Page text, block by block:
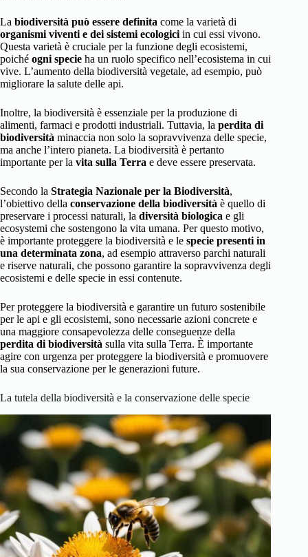
La biodiversità può essere definita come la varietà di
organismi viventi e dei sistemi ecologici in cui essi vivono.
Questa varietà è cruciale per la funzione degli ecosistemi,
poiché ogni specie ha un ruolo specifico nell’ecosistema in cui
vive. L’aumento della biodiversità vegetale, ad esempio, può
migliorare la salute delle api.
Inoltre, la biodiversità è essenziale per la produzione di
alimenti, farmaci e prodotti industriali. Tuttavia, la perdita di
biodiversità minaccia non solo la sopravvivenza delle specie,
ma anche l’intero pianeta. La biodiversità è pertanto
importante per la vita sulla Terra e deve essere preservata.
Secondo la Strategia Nazionale per la Biodiversità,
l’obiettivo della conservazione della biodiversità è quello di
preservare i processi naturali, la diversità biologica e gli
ecosystemi che sostengono la vita umana. Per questo motivo,
è importante proteggere la biodiversità e le specie presenti in
una determinata zona, ad esempio attraverso parchi naturali
e riserve naturali, che possono garantire la sopravvivenza degli
ecosistemi e delle specie in essi contenute.
Per proteggere la biodiversità e garantire un futuro sostenibile
per le api e gli ecosistemi, sono necessarie azioni concrete e
una maggiore consapevolezza delle conseguenze della
perdita di biodiversità sulla vita sulla Terra. È importante
agire con urgenza per proteggere la biodiversità e promuovere
la sua conservazione per le generazioni future.
La tutela della biodiversità e la conservazione delle specie